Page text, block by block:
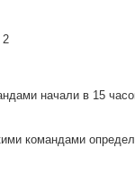
начали в 15
командами